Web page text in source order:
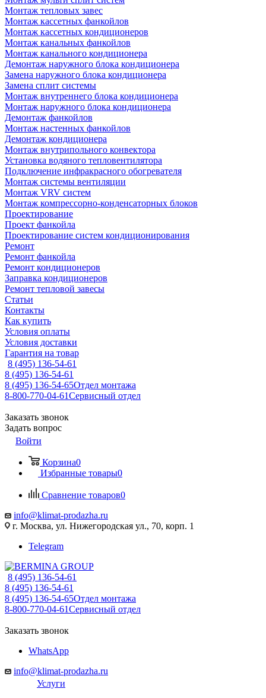
Монтаж тепловых завес
Монтаж кассетных фанкойлов
Монтаж кассетных кондиционеров
Монтаж канальных фанкойлов
Монтаж канального кондиционера
Демонтаж наружного блока кондиционера
Замена наружного блока кондиционера
Замена сплит системы
Монтаж внутреннего блока кондиционера
Монтаж наружного блока кондиционера
Демонтаж фанкойлов
Монтаж настенных фанкойлов
Демонтаж кондиционера
Монтаж внутрипольного конвектора
Установка водяного тепловентилятора
Подключение инфракрасного обогревателя
Монтаж системы вентиляции
Монтаж VRV систем
Монтаж компрессорно-конденсаторных блоков
Проектирование
Проект фанкойла
Проектирование систем кондиционирования
Ремонт
Ремонт фанкойла
Ремонт кондиционеров
Заправка кондиционеров
Ремонт тепловой завесы
Статьи
Контакты
Как купить
Условия оплаты
Условия доставки
Гарантия на товар
8 (495) 136-54-61
8 (495) 136-54-61
8 (495) 136-54-65Отдел монтажа
8-800-770-04-61Сервисный отдел
Заказать звонок
Задать вопрос
Войти
Корзина0
Избранные товары0
Сравнение товаров0
info@klimat-prodazha.ru
г. Москва, ул. Нижегородская ул., 70, корп. 1
Telegram
8 (495) 136-54-61
8 (495) 136-54-61
8 (495) 136-54-65Отдел монтажа
8-800-770-04-61Сервисный отдел
Заказать звонок
WhatsApp
info@klimat-prodazha.ru
Услуги